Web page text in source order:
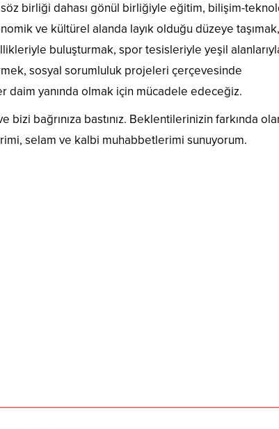
birliği dahası gönül birliğiyle eğitim, bilişim-
ve kültürel alanda layık olduğu düzeye
buluşturmak, spor tesisleriyle yeşil
sosyal sorumluluk projeleri çerçevesinde
daim yanında olmak için mücadele edeceğiz.
bizi bağrınıza bastınız. Beklentilerinizin farkında
selam ve kalbi muhabbetlerimi sunuyorum.